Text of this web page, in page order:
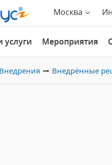
Москва
услуги Мероприятия
Внедрения Внедрённые